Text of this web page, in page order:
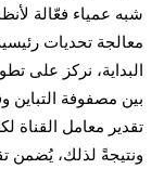
البداية، نركز على
بين مصفوفة
تقدير معامل
ونتيجةً لذلك، يُضمن